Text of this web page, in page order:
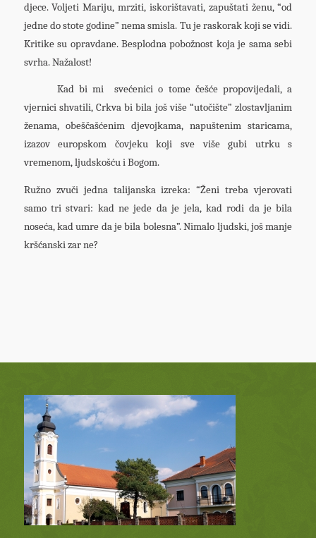
djece. Voljeti Mariju, mrziti, iskorištavati, zapuštati ženu, “od
jedne do stote godine” nema smisla. Tu je raskorak koji se vidi.
Kritike su opravdane. Besplodna pobožnost koja je sama sebi
svrha. Nažalost!
Kad bi mi svećenici o tome češće propovijedali, a
vjernici shvatili, Crkva bi bila još više “utočište” zlostavljanim
ženama, obeščašćenim djevojkama, napuštenim staricama,
izazov europskom čovjeku koji sve više gubi utrku s
vremenom, ljudskošću i Bogom.
Ružno zvuči jedna talijanska izreka: “Ženi treba vjerovati
samo tri stvari: kad ne jede da je jela, kad rodi da je bila
noseća, kad umre da je bila bolesna”. Nimalo ljudski, još manje
kršćanski zar ne?